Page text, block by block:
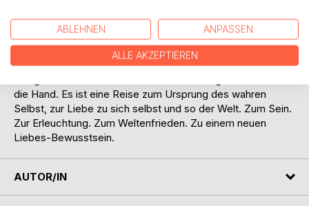
mystisch-alchemistischen Ansätzen und theoretischen wie
auch praktischen Lebenshilfen führt uns der Autor auf eine
Reise, die schlussendlich zu uns selbst führt. Das Buch ist
ein persönlicher Wegbegleiter zu unserer ureigenen Kraft
die Hand. Es ist eine Reise zum Ursprung des wahren
Selbst, zur Liebe zu sich selbst und so der Welt. Zum Sein.
Zur Erleuchtung. Zum Weltenfrieden. Zu einem neuen
Liebes-Bewusstsein.
AUTOR/IN
ABLEHNEN ANPASSEN
ALLE AKZEPTIEREN